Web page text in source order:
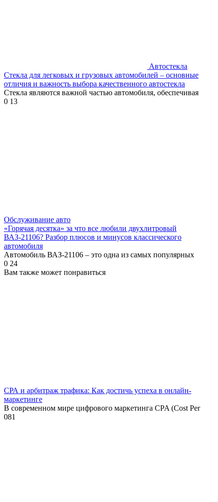
Автостекла
Стекла для легковых и грузовых автомобилей – основные
отличия и важность выбора качественного автостекла
Стекла являются важной частью автомобиля, обеспечивая
0 13
Обслуживание авто
«Горячая десятка» за что все любили двухлитровый
ВАЗ-21106? Разбор плюсов и минусов классического
автомобиля
Автомобиль ВАЗ-21106 – это одна из самых популярных
0 24
Вам также может понравиться
СРА и арбитраж трафика: Как достичь успеха в онлайн-
маркетинге
В современном мире цифрового маркетинга CPA (Cost Per
081